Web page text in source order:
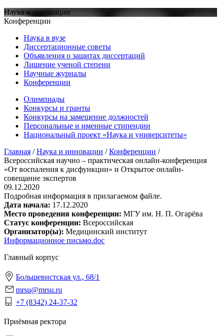
Наука и инновации
Конференции
Наука в вузе
Диссертационные советы
Объявления о защитах диссертаций
Лишение ученой степени
Научные журналы
Конференции
Олимпиады
Конкурсы и гранты
Конкурсы на замещение должностей
Персональные и именные стипендии
Национальный проект «Наука и университеты»
Главная /Наука и инновации /Конференции /
Всероссийская научно – практическая онлайн-конференция
«От воспаления к дисфункции» и Открытое онлайн-
совещание экспертов
09.12.2020
Подробная информация в прилагаемом файле.
Дата начала: 17.12.2020
Место проведения конференции: МГУ им. Н. П. Огарёва
Статус конференции: Всероссийская
Организатор(ы): Медицинский институт
Информационное письмо.doc
Главный корпус
Большевистская ул., 68/1
mrsu@mrsu.ru
+7 (8342) 24-37-32
Приёмная ректора